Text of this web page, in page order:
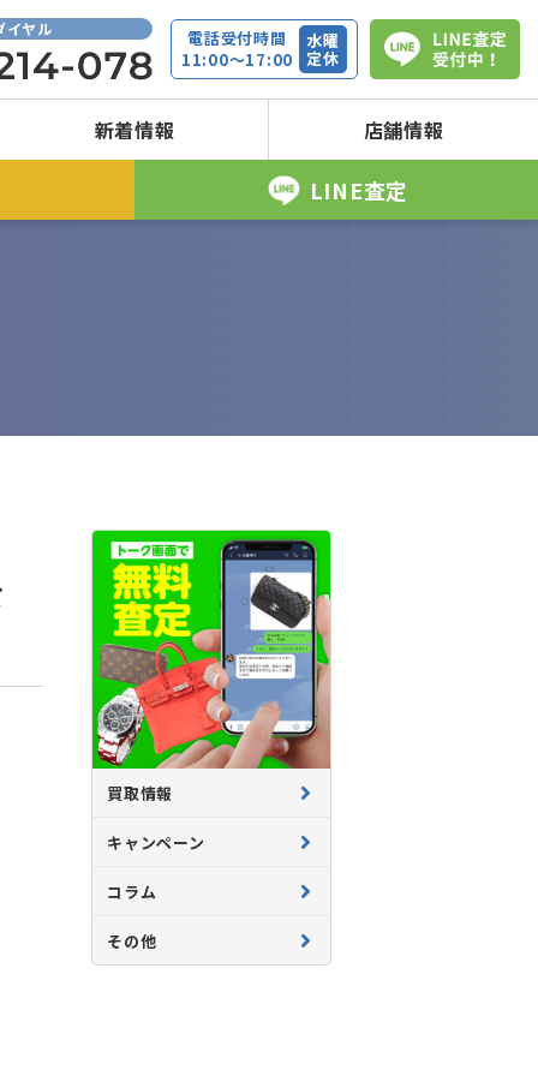
イヤル
電話受付時間
11:00～17:00
水曜
定休
新着情報 店舗情報
LINE査定
買取情報
キャンペーン
コラム
その他